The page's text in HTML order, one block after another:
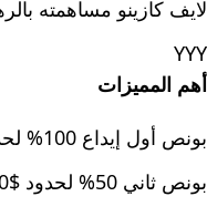
لايف كازينو مساهمته
YYY
أهم المميزات
بونص أول إيداع 100% لحدود $2000
بونص ثاني 50% لحدود $1000